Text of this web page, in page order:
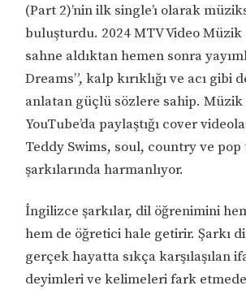
(Part 2)’nin ilk single’ı olarak
buluşturdu. 2024 MTV Video Müzik
sahne aldıktan hemen sonra
Dreams”, kalp kırıklığı ve acı gibi
anlatan güçlü sözlere sahip.
YouTube’da paylaştığı cover
Teddy Swims, soul, country ve pop
şarkılarında harmanlıyor.
İngilizce şarkılar, dil öğrenimini
hem de öğretici hale getirir. Şarkı
gerçek hayatta sıkça karşılaşılan
deyimleri ve kelimeleri fark